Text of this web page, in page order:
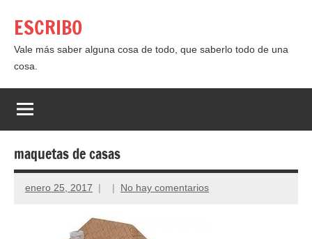
contenido
ESCRIBO
Vale más saber alguna cosa de todo, que saberlo todo de una
cosa.
maquetas de casas
enero 25, 2017 No hay comentarios